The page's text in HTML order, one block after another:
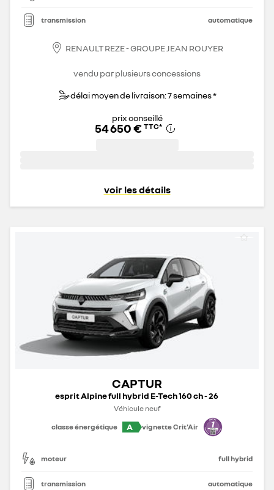
transmission automatique
RENAULT REZE - GROUPE JEAN ROUYER
vendu par plusieurs concessions
délai moyen de livraison: 7 semaines *
prix conseillé
54 650 € TTC*
voir les détails
CAPTUR
esprit Alpine full hybrid E-Tech 160 ch - 26
Véhicule neuf
classe énergétique
A vignette Crit'Air
moteur full hybrid
transmission automatique